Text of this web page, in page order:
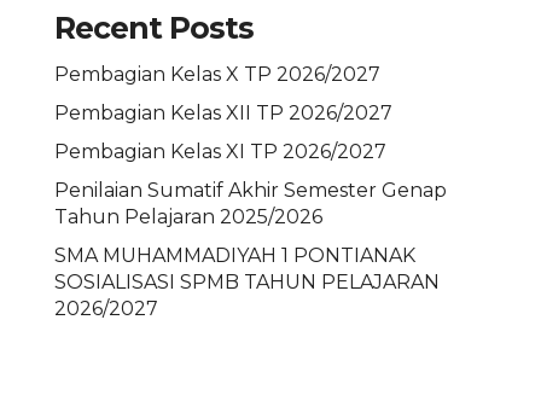
Recent Posts
Pembagian Kelas X TP 2026/2027
Pembagian Kelas XII TP 2026/2027
Pembagian Kelas XI TP 2026/2027
Penilaian Sumatif Akhir Semester Genap
Tahun Pelajaran 2025/2026
SMA MUHAMMADIYAH 1 PONTIANAK
SOSIALISASI SPMB TAHUN PELAJARAN
2026/2027